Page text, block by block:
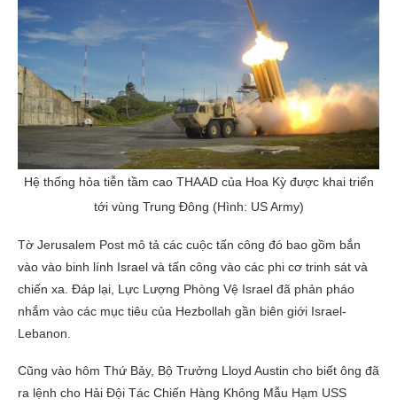
Hệ thống hỏa tiễn tầm cao THAAD của Hoa Kỳ được khai triển
tới vùng Trung Đông (Hình: US Army)
Tờ Jerusalem Post mô tả các cuộc tấn công đó bao gồm bắn
vào vào binh lính Israel và tấn công vào các phi cơ trinh sát và
chiến xa. Đáp lại, Lực Lượng Phòng Vệ Israel đã phản pháo
nhắm vào các mục tiêu của Hezbollah gần biên giới Israel-
Lebanon.
Cũng vào hôm Thứ Bảy, Bộ Trưởng Lloyd Austin cho biết ông đã
ra lệnh cho Hải Đội Tác Chiến Hàng Không Mẫu Hạm USS